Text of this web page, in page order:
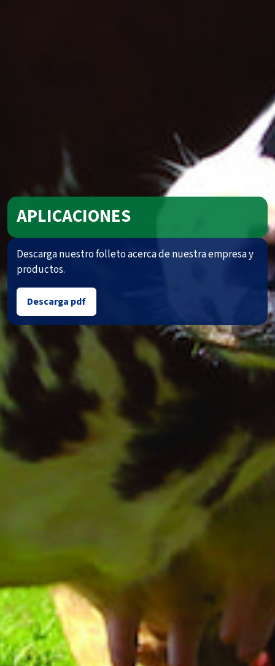
APLICACIONES
Descarga nuestro folleto acerca de nuestra empresa y
productos.
Descarga pdf